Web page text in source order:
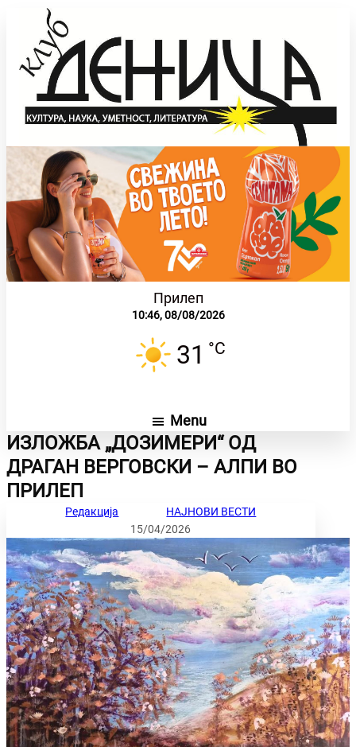
Прилеп
10:46,08/08/2026
31 °C
Menu
ИЗЛОЖБА „ДОЗИМЕРИ“ ОД
ДРАГАН ВЕРГОВСКИ – АЛПИ ВО
ПРИЛЕП
Редакција
НАЈНОВИ ВЕСТИ
15/04/2026